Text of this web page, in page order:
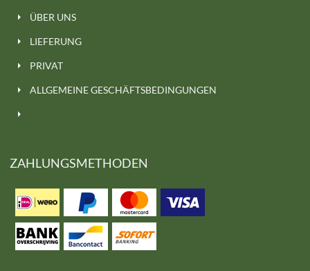
ÜBER UNS
LIEFERUNG
PRIVAT
ALLGEMEINE GESCHÄFTSBEDINGUNGEN
ZAHLUNGSMETHODEN